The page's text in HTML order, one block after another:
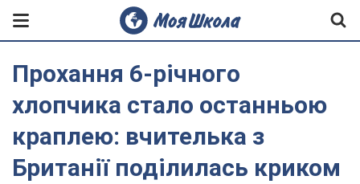
Прохання 6-річного
хлопчика стало останньою
краплею: вчителька з
Британії поділилась криком